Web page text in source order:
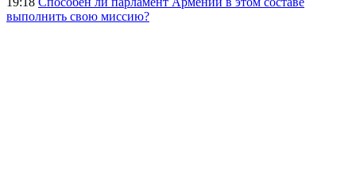
выполнить свою миссию?